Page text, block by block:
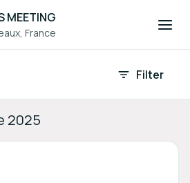
MEETING
France
Filter
2025